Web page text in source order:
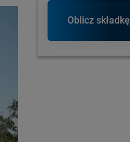
Oblicz składkę